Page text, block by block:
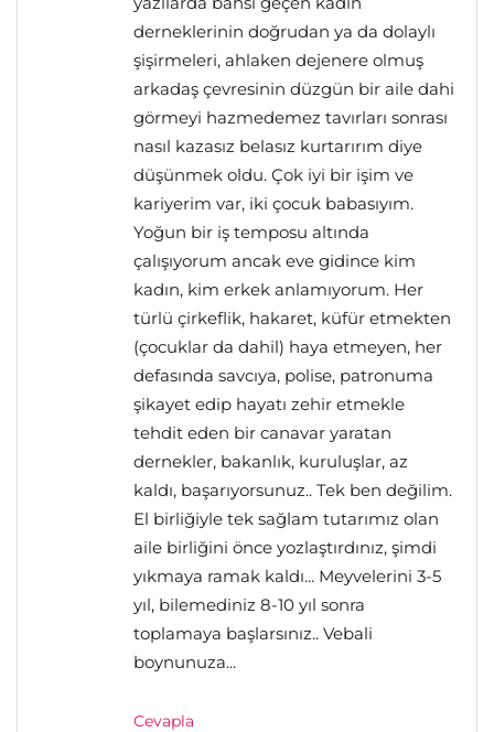
derneklerinin doğrudan ya da dolaylı
şişirmeleri, ahlaken dejenere olmuş
arkadaş çevresinin düzgün bir aile dahi
görmeyi hazmedemez tavırları sonrası
nasıl kazasız belasız kurtarırım diye
düşünmek oldu. Çok iyi bir işim ve
kariyerim var, iki çocuk babasıyım.
Yoğun bir iş temposu altında
çalışıyorum ancak eve gidince kim
kadın, kim erkek anlamıyorum. Her
türlü çirkeflik, hakaret, küfür etmekten
(çocuklar da dahil) haya etmeyen, her
defasında savcıya, polise, patronuma
şikayet edip hayatı zehir etmekle
tehdit eden bir canavar yaratan
dernekler, bakanlık, kuruluşlar, az
kaldı, başarıyorsunuz.. Tek ben değilim.
El birliğiyle tek sağlam tutarımız olan
aile birliğini önce yozlaştırdınız, şimdi
yıkmaya ramak kaldı... Meyvelerini 3-5
yıl, bilemediniz 8-10 yıl sonra
toplamaya başlarsınız.. Vebali
boynunuza...
Cevapla